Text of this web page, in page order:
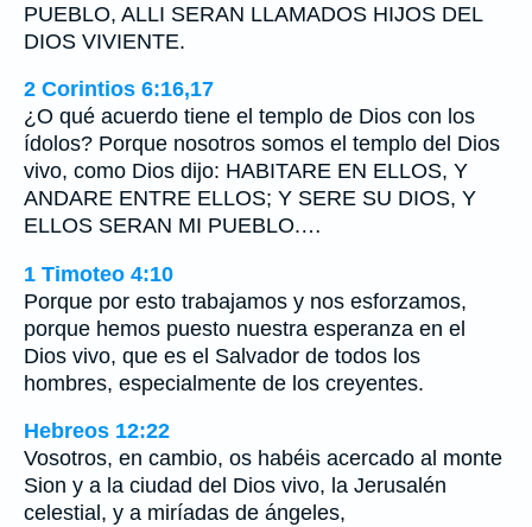
PUEBLO, ALLI SERAN LLAMADOS HIJOS DEL
DIOS VIVIENTE.
2 Corintios 6:16,17
¿O qué acuerdo tiene el templo de Dios con los
ídolos? Porque nosotros somos el templo del Dios
vivo, como Dios dijo: HABITARE EN ELLOS, Y
ANDARE ENTRE ELLOS; Y SERE SU DIOS, Y
ELLOS SERAN MI PUEBLO.…
1 Timoteo 4:10
Porque por esto trabajamos y nos esforzamos,
porque hemos puesto nuestra esperanza en el
Dios vivo, que es el Salvador de todos los
hombres, especialmente de los creyentes.
Hebreos 12:22
Vosotros, en cambio, os habéis acercado al monte
Sion y a la ciudad del Dios vivo, la Jerusalén
celestial, y a miríadas de ángeles,